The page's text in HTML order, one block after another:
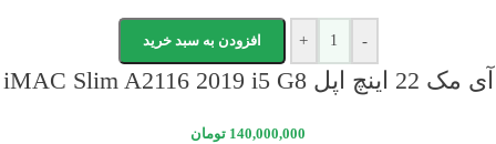
-
+ افزودن به سبد خرید
آی مک 22 اینچ اپل iMAC Slim A2116 2019 i5 G8
140,000,000 تومان